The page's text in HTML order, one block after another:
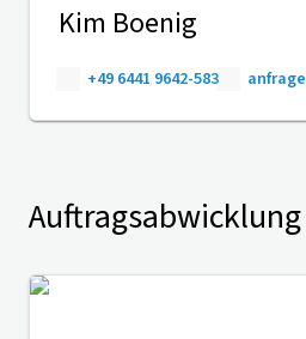
Kim Boenig
+49 6441 9642-583
Auftragsabwicklung